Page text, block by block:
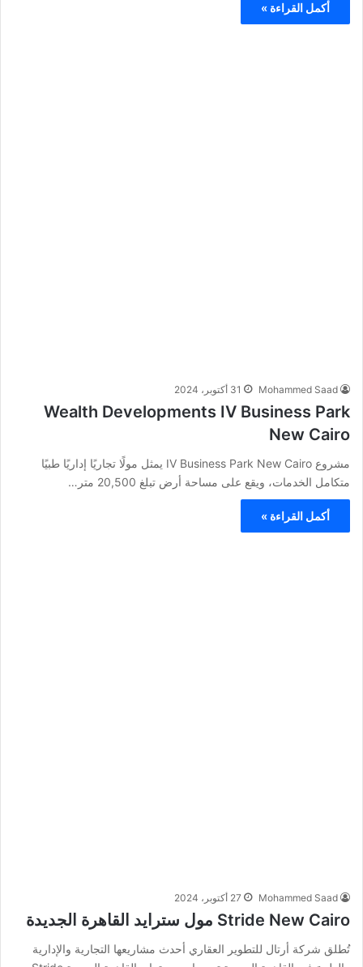
أكمل القراءة »
Mohammed Saad 31 أكتوبر، 2024
Wealth Developments IV Business Park
New Cairo
مشروع IV Business Park New Cairo يمثل مولًا تجاريًا إداريًا طبيًا
متكامل الخدمات، ويقع على مساحة أرض تبلغ 20,500 متر…
أكمل القراءة »
Mohammed Saad 27 أكتوبر، 2024
Stride New Cairo مول سترايد القاهرة الجديدة
تُطلق شركة أرتال للتطوير العقاري أحدث مشاريعها التجارية والإدارية